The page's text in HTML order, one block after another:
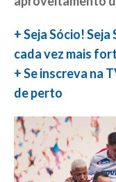
+ Seja Sócio!
cada vez mais
+ Se inscreva na
de perto